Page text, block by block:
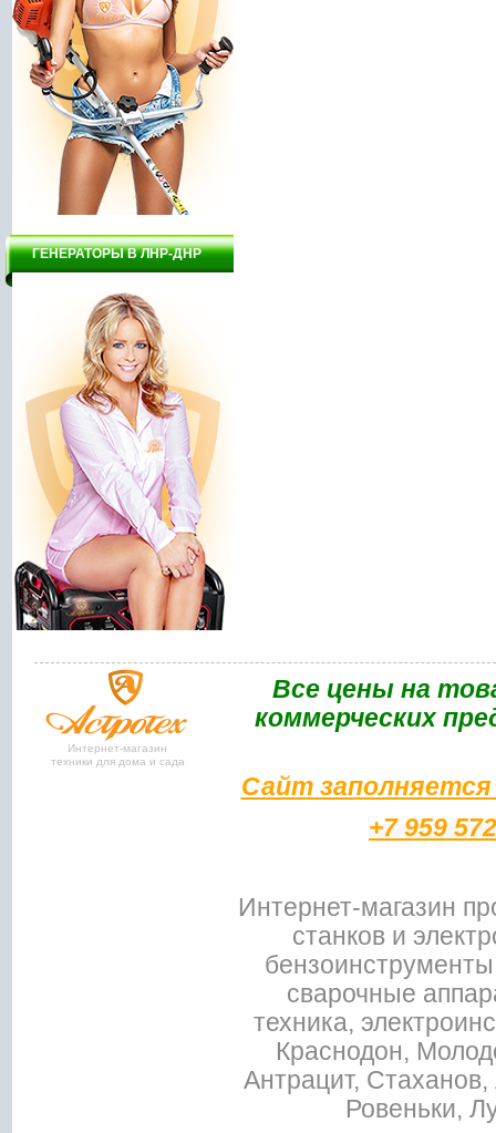
ГЕНЕРАТОРЫ В ЛНР-ДНР
Интернет-магазин
техники для дома и сада
Bce цены на
коммерческих
Сайт
+7 959
Интернет-магазин
станков и
сварочные
техника,
Краснодон,
Антрацит,
Ровеньки,